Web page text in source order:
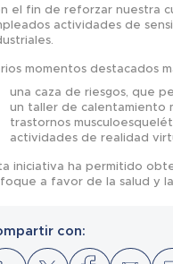
con:
el fin de reforzar nuestra
actividades de
momentos destacados
una caza de riesgos, que
un taller de calentamiento
trastornos
actividades de realidad
iniciativa ha permitido
a favor de la salud y